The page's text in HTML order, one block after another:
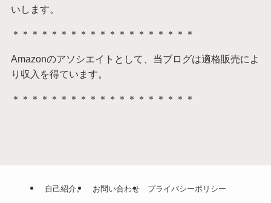
いします。
＊＊＊＊＊＊＊＊＊＊＊＊＊＊＊＊＊＊＊
Amazonのアソシエイトとして、当ブログは適格販売によ
り収入を得ています。
＊＊＊＊＊＊＊＊＊＊＊＊＊＊＊＊＊＊＊
自己紹介。 お問い合わせ プライバシーポリシー